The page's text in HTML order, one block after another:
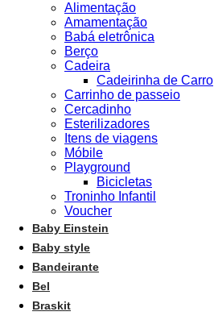
Alimentação
Amamentação
Babá eletrônica
Berço
Cadeira
Cadeirinha de Carro
Carrinho de passeio
Cercadinho
Esterilizadores
Itens de viagens
Móbile
Playground
Bicicletas
Troninho Infantil
Voucher
Baby Einstein
Baby style
Bandeirante
Bel
Braskit